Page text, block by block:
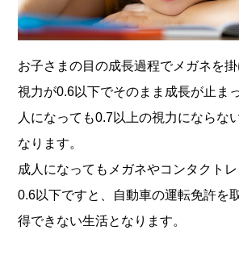
お子さまの目の成長過程でメガネを
視力が0.6以下でそのまま成長が止ま
人になっても0.7以上の視力にならな
なります。
成人になってもメガネやコンタクト
0.6以下ですと、自動車の運転免許を
得できない生活となります。